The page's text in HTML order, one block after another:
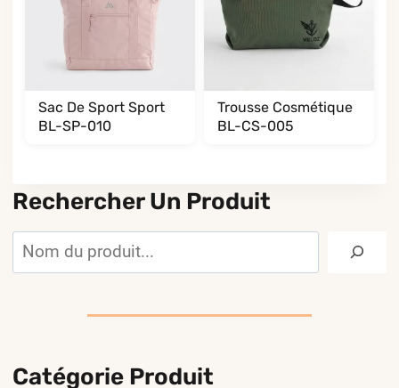
Sac De Sport Sport
BL-SP-010
Trousse Cosmétique
BL-CS-005
Rechercher Un Produit
Rechercher
Catégorie Produit